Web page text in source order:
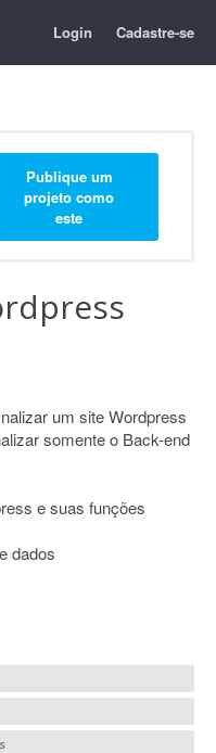
Login Cadastre-se
Publique um
projeto como
este
um site Wordpress
somente o Back-end
e suas funções
dados